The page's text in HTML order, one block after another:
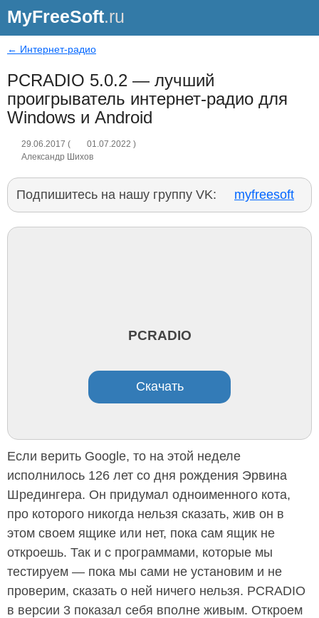
MyFreeSoft.ru
← Интернет-радио
PCRADIO 5.0.2 — лучший
проигрыватель интернет-радио для
Windows и Android
29.06.2017 ( 01.07.2022 )
Александр Шихов
Подпишитесь на нашу группу VK: myfreesoft
PCRADIO
Скачать
Если верить Google, то на этой неделе
исполнилось 126 лет со дня рождения Эрвина
Шредингера. Он придумал одноименного кота,
про которого никогда нельзя сказать, жив он в
этом своем ящике или нет, пока сам ящик не
откроешь. Так и с программами, которые мы
тестируем — пока мы сами не установим и не
проверим, сказать о ней ничего нельзя. PCRADIO
в версии 3 показал себя вполне живым. Откроем